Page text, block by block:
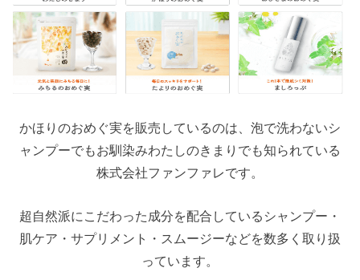
かほりのおめぐ実を販売しているのは、泡で洗わないシ
ャンプーでもお馴染みわたしのきまりでも知られている
株式会社ファンファレです。
超自然派にこだわった成分を配合しているシャンプー・
肌ケア・サプリメント・スムージーなどを数多く取り扱
っています。